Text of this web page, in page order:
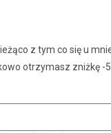
z tym co się u
otrzymasz zniżkę -